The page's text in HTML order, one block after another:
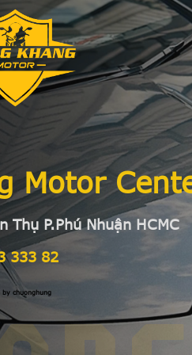
Motor
Thụ P.Phú Nhuận HCMC
333 82
by chuonghung